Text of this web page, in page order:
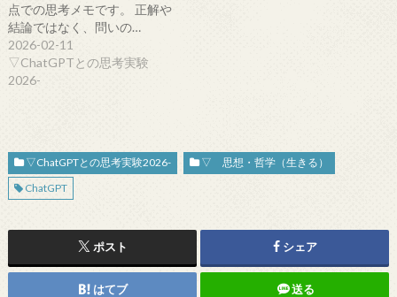
点での思考メモです。 正解や
結論ではなく、問いの…
2026-02-11
▽ChatGPTとの思考実験
2026-
▽ChatGPTとの思考実験2026-
▽ 思想・哲学（生きる）
ChatGPT
ポスト シェア
はてブ 送る